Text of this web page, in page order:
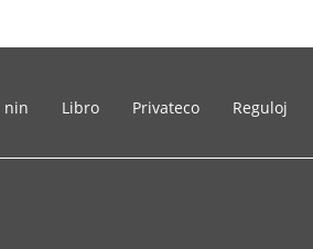
nin Libro Privateco Reguloj